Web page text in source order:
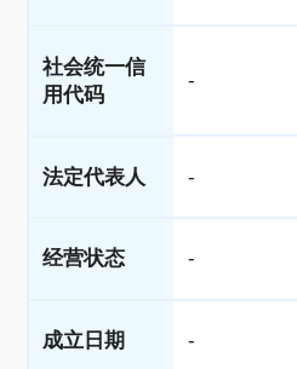
社会统一信
用代码
-
法定代表人 -
经营状态 -
成立日期 -